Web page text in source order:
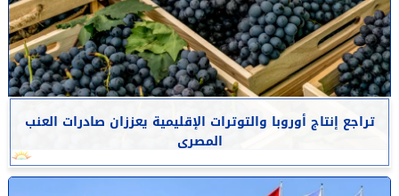
تراجع إنتاج أوروبا والتوترات الإقليمية يعززان صادرات العنب
المصرى